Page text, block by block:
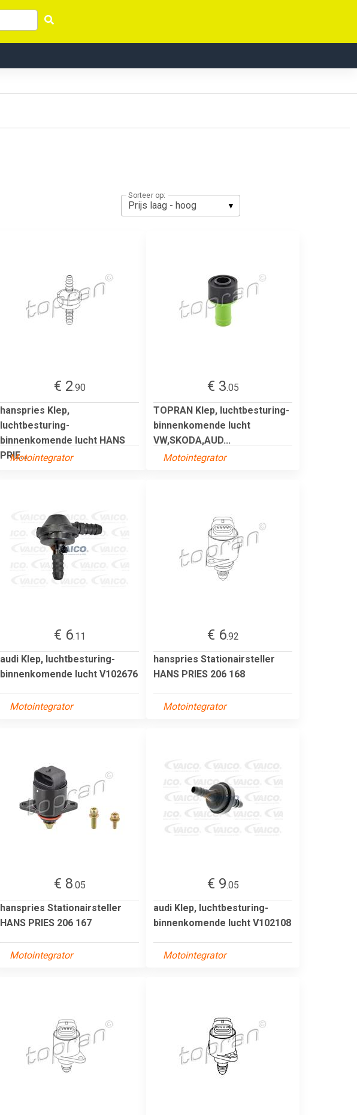
Sorteer op:
€ 2.90
hanspries Klep,
luchtbesturing-
binnenkomende lucht HANS
PRIE...
Motointegrator
€ 3.05
TOPRAN Klep, luchtbesturing-
binnenkomende lucht
VW,SKODA,AUD...
Motointegrator
€ 6.11
audi Klep, luchtbesturing-
binnenkomende lucht V102676
Motointegrator
€ 6.92
hanspries Stationairsteller
HANS PRIES 206 168
Motointegrator
€ 8.05
hanspries Stationairsteller
HANS PRIES 206 167
Motointegrator
€ 9.05
audi Klep, luchtbesturing-
binnenkomende lucht V102108
Motointegrator